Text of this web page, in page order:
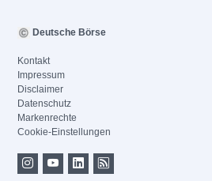
Deutsche Börse
Kontakt
Impressum
Disclaimer
Datenschutz
Markenrechte
Cookie-Einstellungen